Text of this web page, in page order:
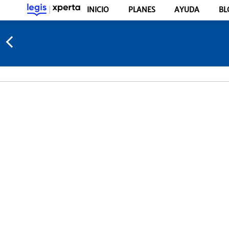
INICIO PLANES AYUDA